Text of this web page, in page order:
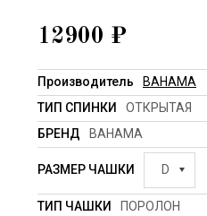
12900 ₽
Производитель
BAHAMA
ТИП СПИНКИ
ОТКРЫТАЯ
БРЕНД
BAHAMA
РАЗМЕР ЧАШКИ D
ТИП ЧАШКИ ПОРОЛОН